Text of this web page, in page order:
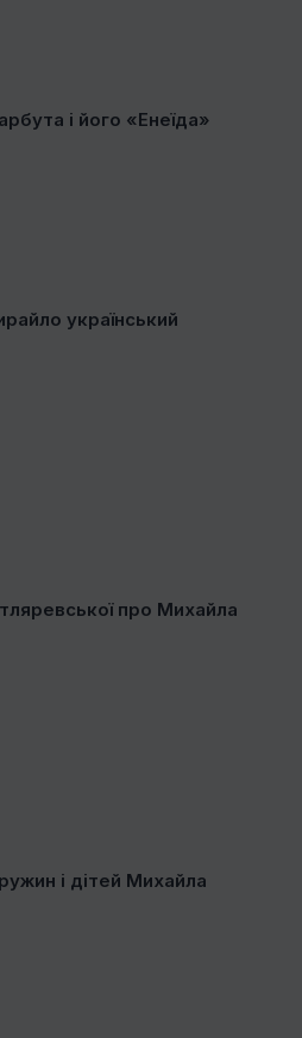
і його «Енеїда»
український
про Михайла
і дітей Михайла